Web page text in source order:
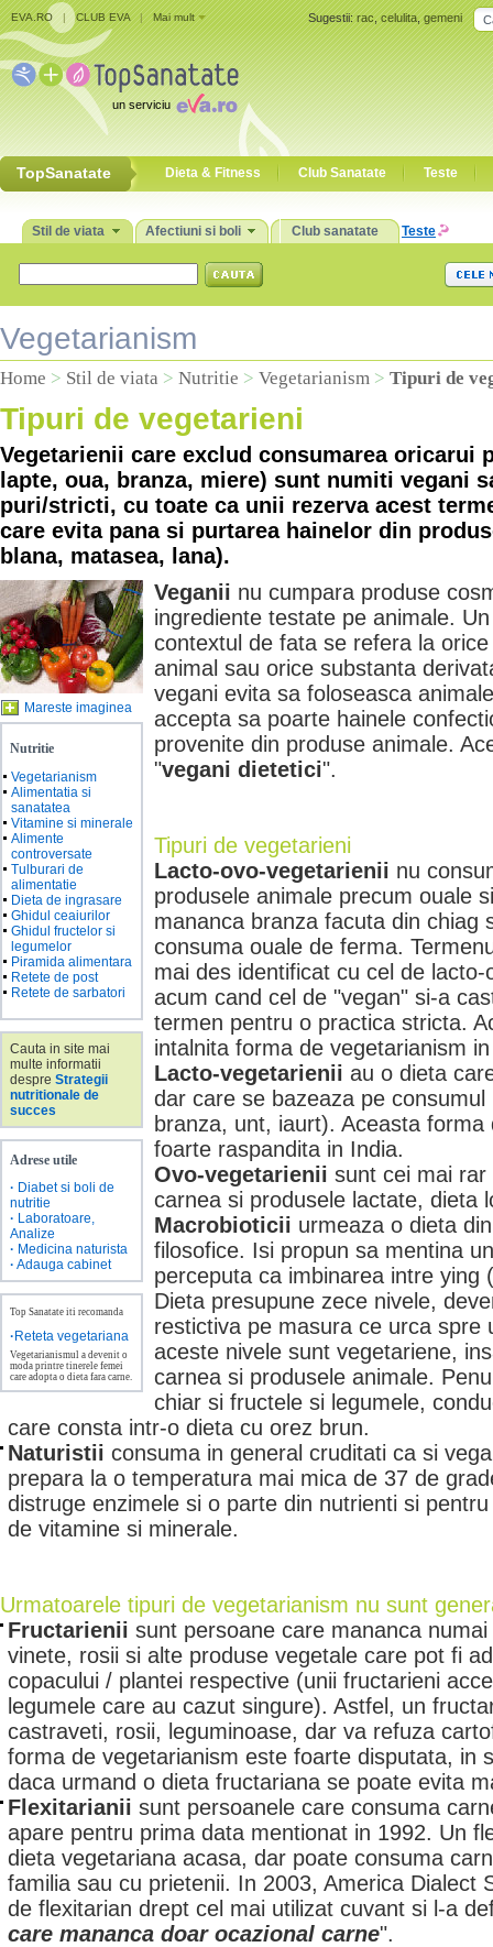
Sugestii: rac,celulita,gemeni
EVA.RO | CLUB EVA | Mai mult
un serviciu
TopSanatate Dieta & Fitness Club Sanatate Teste
Stil de viata Afectiuni si boli Club sanatate Teste
Vegetarianism
Home > Stil de viata > Nutritie > Vegetarianism > Tipuri de
Tipuri de vegetarieni
Vegetarienii care exclud consumarea oricarui
lapte, oua, branza, miere) sunt numiti vegani
puri/stricti, cu toate ca unii rezerva acest
care evita pana si purtarea hainelor din
blana, matasea, lana).
Mareste imaginea
Nutritie
Vegetarianism
Alimentatia si
sanatatea
Vitamine si minerale
Alimente
controversate
Tulburari de
alimentatie
Dieta de ingrasare
Ghidul ceaiurilor
Ghidul fructelor si
legumelor
Piramida alimentara
Retete de post
Retete de sarbatori
Cauta in site mai
multe informatii
despre Strategii
nutritionale de
succes
Adrese utile
· Diabet si boli de
nutritie
· Laboratoare,
Analize
· Medicina naturista
· Adauga cabinet
Top Sanatate iti recomanda
· Reteta vegetariana
Vegetarianismul a devenit o
moda printre tinerele femei
care adopta o dieta fara carne.
Veganii nu cumpara produse
ingrediente testate pe animale.
contextul de fata se refera la
animal sau orice substanta
vegani evita sa foloseasca
accepta sa poarte hainele
provenite din produse animale.
"vegani dietetici".
Tipuri de vegetarieni
Lacto-ovo-vegetarienii nu
produsele animale precum ouale
mananca branza facuta din chiag
consuma ouale de ferma.
mai des identificat cu cel de
acum cand cel de "vegan" si-a
termen pentru o practica stricta.
intalnita forma de vegetarianism
Lacto-vegetarienii au o dieta
dar care se bazeaza pe
branza, unt, iaurt). Aceasta
foarte raspandita in India.
Ovo-vegetarienii sunt cei mai
carnea si produsele lactate, dieta
Macrobioticii urmeaza o dieta
filosofice. Isi propun sa mentina
perceputa ca imbinarea intre ying
Dieta presupune zece nivele,
restictiva pe masura ce urca spre
aceste nivele sunt vegetariene,
carnea si produsele animale.
chiar si fructele si legumele,
care consta intr-o dieta cu orez brun.
Naturistii consuma in general cruditati ca si
prepara la o temperatura mai mica de 37 de
distruge enzimele si o parte din nutrienti si
de vitamine si minerale.
Urmatoarele tipuri de vegetarianism nu sunt
Fructarienii sunt persoane care mananca
vinete, rosii si alte produse vegetale care pot fi
copacului / plantei respective (unii fructarieni
legumele care au cazut singure). Astfel, un
castraveti, rosii, leguminoase, dar va refuza
forma de vegetarianism este foarte disputata, in
daca urmand o dieta fructariana se poate evita
Flexitarianii sunt persoanele care consuma
apare pentru prima data mentionat in 1992. Un
dieta vegetariana acasa, dar poate consuma
familia sau cu prietenii. In 2003, America Dialect
de flexitarian drept cel mai utilizat cuvant si l-a
care mananca doar ocazional carne".